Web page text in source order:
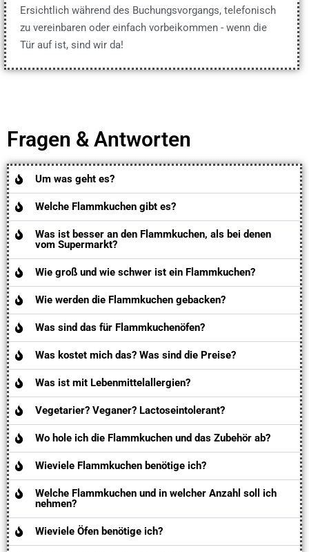
Ersichtlich während des Buchungsvorgangs, telefonisch
zu vereinbaren oder einfach vorbeikommen - wenn die
Tür auf ist, sind wir da!
Fragen & Antworten
Um was geht es?
Welche Flammkuchen gibt es?
Was ist besser an den Flammkuchen, als bei denen
vom Supermarkt?
Wie groß und wie schwer ist ein Flammkuchen?
Wie werden die Flammkuchen gebacken?
Was sind das für Flammkuchenöfen?
Was kostet mich das? Was sind die Preise?
Was ist mit Lebenmittelallergien?
Vegetarier? Veganer? Lactoseintolerant?
Wo hole ich die Flammkuchen und das Zubehör ab?
Wieviele Flammkuchen benötige ich?
Welche Flammkuchen und in welcher Anzahl soll ich
nehmen?
Wieviele Öfen benötige ich?